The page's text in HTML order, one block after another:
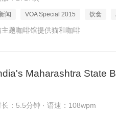
新闻 VOA Special 2015 饮食
主题咖啡馆提供猫和咖啡
Maharashtra State
长：5.5分钟 · 语速：108wpm